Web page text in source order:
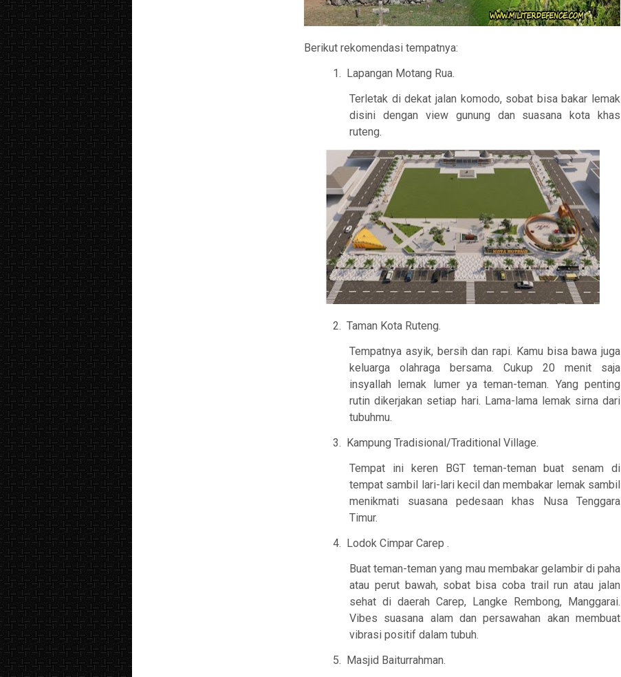
Berikut rekomendasi tempatnya:
1. Lapangan Motang Rua.
Terletak di dekat jalan komodo, sobat bisa bakar lemak
disini dengan view gunung dan suasana kota khas
ruteng.
2. Taman Kota Ruteng.
Tempatnya asyik, bersih dan rapi. Kamu bisa bawa juga
keluarga olahraga bersama. Cukup 20 menit saja
insyallah lemak lumer ya teman-teman. Yang penting
rutin dikerjakan setiap hari. Lama-lama lemak sirna dari
tubuhmu.
3. Kampung Tradisional/Traditional Village.
Tempat ini keren BGT teman-teman buat senam di
tempat sambil lari-lari kecil dan membakar lemak sambil
menikmati suasana pedesaan khas Nusa Tenggara
Timur.
4. Lodok Cimpar Carep .
Buat teman-teman yang mau membakar gelambir di paha
atau perut bawah, sobat bisa coba trail run atau jalan
sehat di daerah Carep, Langke Rembong, Manggarai.
Vibes suasana alam dan persawahan akan membuat
vibrasi positif dalam tubuh.
5. Masjid Baiturrahman.